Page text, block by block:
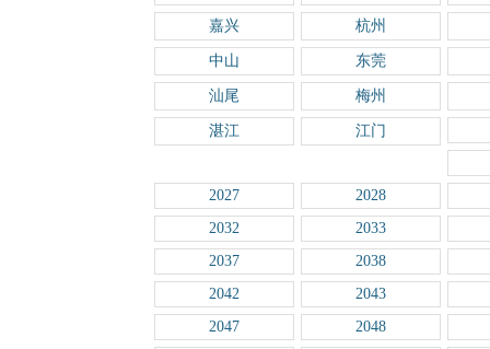
嘉兴 杭州
中山 东莞
汕尾 梅州
湛江 江门
2027
2028
2032
2033
2037
2038
2042
2043
2047
2048